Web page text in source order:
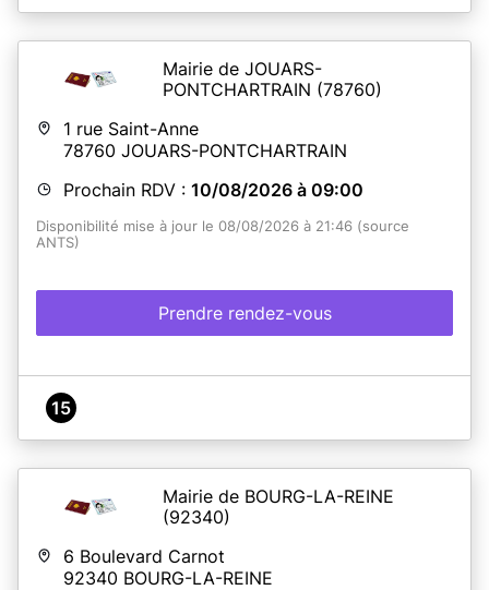
Mairie de JOUARS-
PONTCHARTRAIN (78760)
1 rue Saint-Anne
78760 JOUARS-PONTCHARTRAIN
Prochain RDV : 10/08/2026 à 09:00
Disponibilité mise à jour le 08/08/2026 à 21:46 (source
ANTS)
Prendre rendez-vous
15
Mairie de BOURG-LA-REINE
(92340)
6 Boulevard Carnot
92340 BOURG-LA-REINE